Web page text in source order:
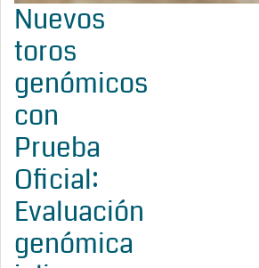
Nuevos
toros
genómicos
con
Prueba
Oficial:
Evaluación
genómica